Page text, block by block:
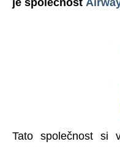
je společnost
Tato společnost si